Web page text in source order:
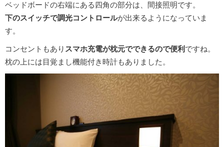
ベッドボードの右端にある四角の部分は、間接照明です。
下のスイッチで調光コントロールが出来るようになっていま
す。
コンセントもあり スマホ充電が枕元でできるので便利 ですね。
枕の上には目覚まし機能付き時計もありました。